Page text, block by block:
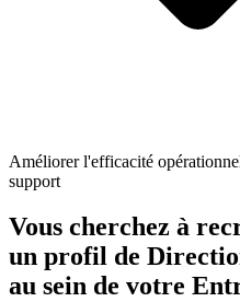
Améliorer l'efficacité
support
Vous cherchez à
un profil de
au sein de votre